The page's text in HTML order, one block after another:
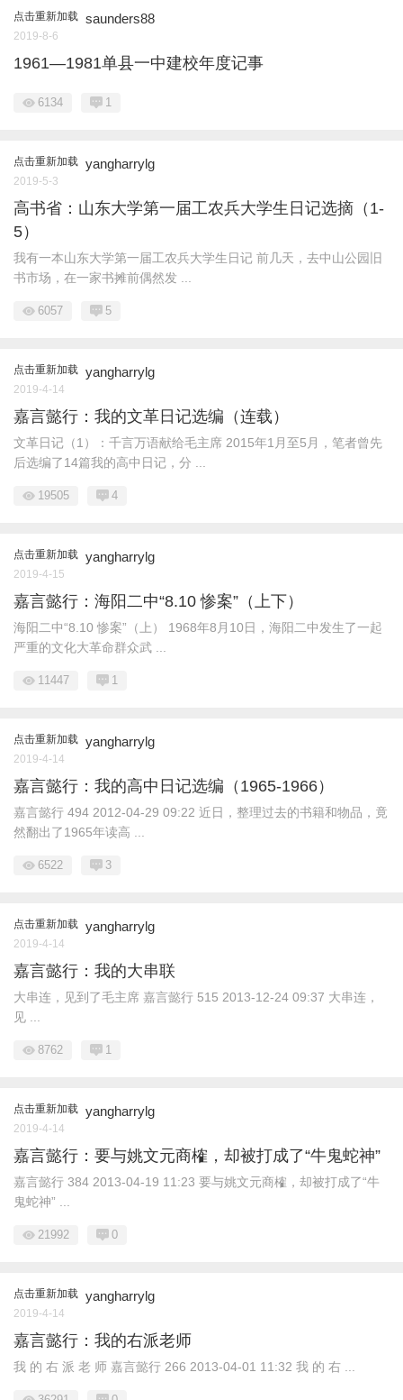
点击重新加载 saunders88
2019-8-6
1961—1981单县一中建校年度记事
6134 1
点击重新加载 yangharrylg
2019-5-3
高书省：山东大学第一届工农兵大学生日记选摘（1-
5）
我有一本山东大学第一届工农兵大学生日记 前几天，去中山公园旧
书市场，在一家书摊前偶然发 ...
6057 5
点击重新加载 yangharrylg
2019-4-14
嘉言懿行：我的文革日记选编（连载）
文革日记（1）：千言万语献给毛主席 2015年1月至5月，笔者曾先
后选编了14篇我的高中日记，分 ...
19505 4
点击重新加载 yangharrylg
2019-4-15
嘉言懿行：海阳二中“8.10 惨案”（上下）
海阳二中“8.10 惨案”（上） 1968年8月10日，海阳二中发生了一起
严重的文化大革命群众武 ...
11447 1
点击重新加载 yangharrylg
2019-4-14
嘉言懿行：我的高中日记选编（1965-1966）
嘉言懿行 494 2012-04-29 09:22 近日，整理过去的书籍和物品，竟
然翻出了1965年读高 ...
6522 3
点击重新加载 yangharrylg
2019-4-14
嘉言懿行：我的大串联
大串连，见到了毛主席 嘉言懿行 515 2013-12-24 09:37 大串连，
见 ...
8762 1
点击重新加载 yangharrylg
2019-4-14
嘉言懿行：要与姚文元商榷，却被打成了“牛鬼蛇神”
嘉言懿行 384 2013-04-19 11:23 要与姚文元商榷，却被打成了“牛
鬼蛇神” ...
21992 0
点击重新加载 yangharrylg
2019-4-14
嘉言懿行：我的右派老师
我 的 右 派 老 师 嘉言懿行 266 2013-04-01 11:32 我 的 右 ...